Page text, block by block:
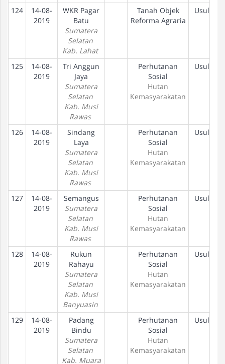
124
14-08-
2019
WKR Pagar
Batu
Sumatera
Selatan
Kab. Lahat
Tanah Objek
Reforma Agraria
Usulan
125
14-08-
2019
Tri Anggun
Jaya
Sumatera
Selatan
Kab. Musi
Rawas
Perhutanan
Sosial
Hutan
Kemasyarakatan
Usulan
126
14-08-
2019
Sindang
Laya
Sumatera
Selatan
Kab. Musi
Rawas
Perhutanan
Sosial
Hutan
Kemasyarakatan
Usulan
127
14-08-
2019
Semangus
Sumatera
Selatan
Kab. Musi
Rawas
Perhutanan
Sosial
Hutan
Kemasyarakatan
Usulan
128
14-08-
2019
Rukun
Rahayu
Sumatera
Selatan
Kab. Musi
Banyuasin
Perhutanan
Sosial
Hutan
Kemasyarakatan
Usulan
129
14-08-
2019
Padang
Bindu
Sumatera
Selatan
Kab. Muara
Perhutanan
Sosial
Hutan
Kemasyarakatan
Usulan